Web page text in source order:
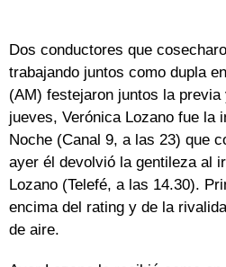
Dos conductores que
trabajando juntos como dupla
(AM) festejaron juntos la
jueves, Verónica Lozano fue la
Noche (Canal 9, a las 23) que
ayer él devolvió la gentileza al
Lozano (Telefé, a las 14.30).
encima del rating y de la
de aire.